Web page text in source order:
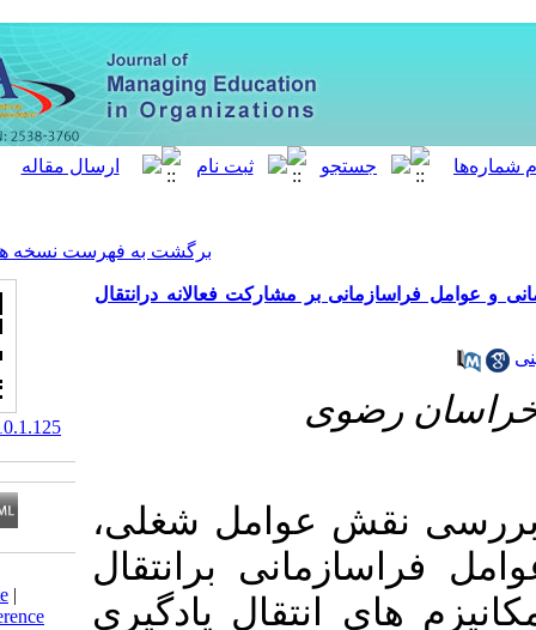
برگشت به فهرست نسخه ها
بر مشارکت فعالانه درانتقال
عوامل شغلی،
برانتقال
یادگیری
‎ 10.52547/meo.10.1.125
Download citation:
BibTeX
EndNote|
Medlars
ProCite|Reference